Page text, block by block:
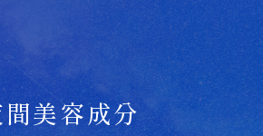
美容成分